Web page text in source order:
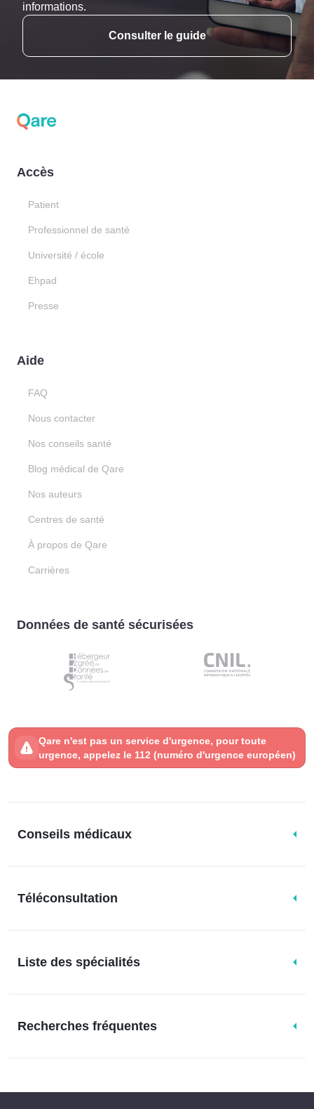
informations.
Consulter le guide
Accès
Patient
Professionnel de santé
Université / école
Ehpad
Presse
Aide
FAQ
Nous contacter
Nos conseils santé
Blog médical de Qare
Nos auteurs
Centres de santé
À propos de Qare
Carrières
Données de santé sécurisées
Qare n'est pas un service d'urgence, pour toute
urgence, appelez le 112 (numéro d'urgence européen)
Conseils médicaux
Téléconsultation
Liste des spécialités
Recherches fréquentes